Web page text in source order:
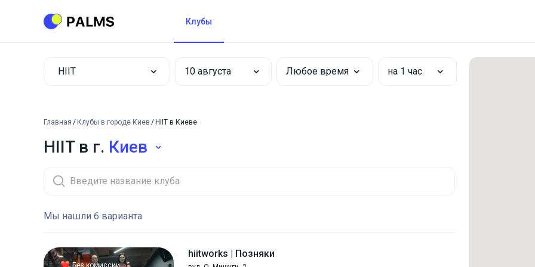
Клубы
HIIT Любое время на 1 час
Главная Клубы в городе Киев HIIT в Киеве
HIIT в г. Киев
Мы нашли 6 варианта
Без комиссии
hiitworks | Позняки